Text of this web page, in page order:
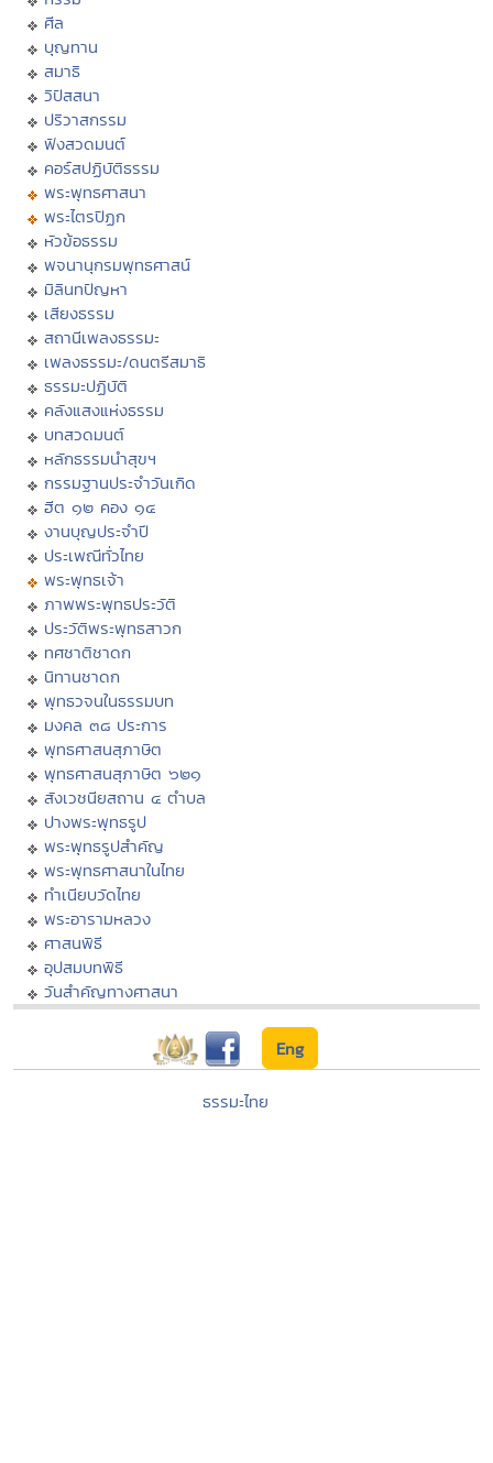
ศีล
บุญทาน
สมาธิ
วิปัสสนา
ปริวาสกรรม
ฟังสวดมนต์
คอร์สปฏิบัติธรรม
พระพุทธศาสนา
พระไตรปิฏก
หัวข้อธรรม
พจนานุกรมพุทธศาสน์
มิลินทปัญหา
เสียงธรรม
สถานีเพลงธรรมะ
เพลงธรรมะ/ดนตรีสมาธิ
ธรรมะปฏิบัติ
คลังแสงแห่งธรรม
บทสวดมนต์
หลักธรรมนำสุขฯ
กรรมฐานประจำวันเกิด
ฮีต ๑๒ คอง ๑๔
งานบุญประจำปี
ประเพณีทั่วไทย
พระพุทธเจ้า
ภาพพระพุทธประวัติ
ประวัติพระพุทธสาวก
ทศชาติชาดก
นิทานชาดก
พุทธวจนในธรรมบท
มงคล ๓๘ ประการ
พุทธศาสนสุภาษิต
พุทธศาสนสุภาษิต ๖๒๑
สังเวชนียสถาน ๔ ตำบล
ปางพระพุทธรูป
พระพุทธรูปสำคัญ
พระพุทธศาสนาในไทย
ทำเนียบวัดไทย
พระอารามหลวง
ศาสนพิธี
อุปสมบทพิธี
วันสำคัญทางศาสนา
Eng
ธรรมะไทย